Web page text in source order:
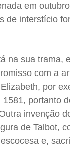
em
de interstício
na sua trama,
com a
por
portanto
invenção
de Talbot,
e,